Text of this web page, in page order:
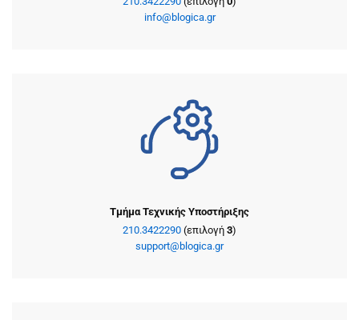
info@blogica.gr
Τμήμα Τεχνικής Υποστήριξης
210.3422290 (επιλογή 3)
support@blogica.gr